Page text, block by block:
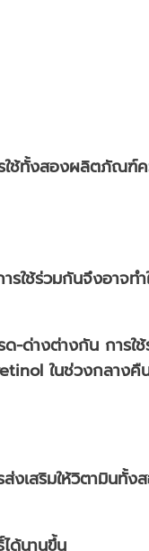
ใช้ทั้งสองผลิตภัณฑ์
ใช้ร่วมกันจึงอาจทำ
-ด่างต่างกัน การใ
ในช่วงกลางคืน
งเสริมให้วิตามินทั้ง
ด้นานขึ้น